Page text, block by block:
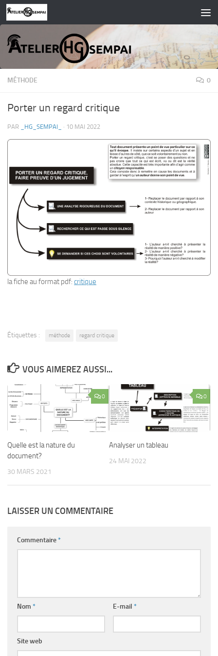
Skip to content
MÉTHODE 0
Porter un regard critique
PAR _HG_SEMPAI_ · 10 MAI 2022
la fiche au format pdf: critique
Étiquettes : méthode regard critique
VOUS AIMEREZ AUSSI...
0
Quelle est la nature du
document?
30 MARS 2021
0
Analyser un tableau
24 MAI 2022
LAISSER UN COMMENTAIRE
Commentaire*
Nom * E-mail *
Site web